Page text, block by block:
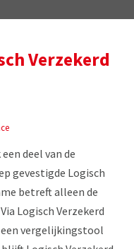
Verzekerd
deel van de
gevestigde Logisch
betreft alleen de
Logisch Verzekerd
vergelijkingstool